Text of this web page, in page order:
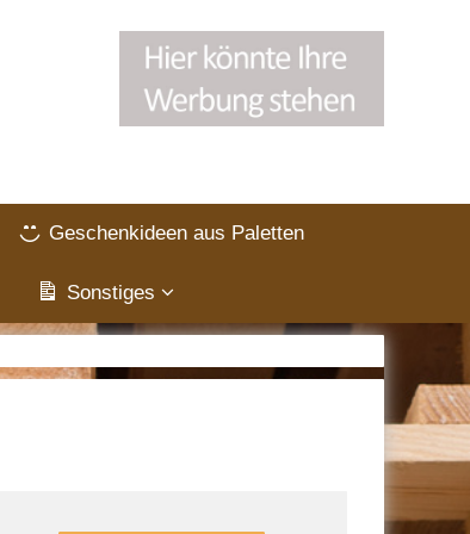
Geschenkideen aus Paletten
Sonstiges